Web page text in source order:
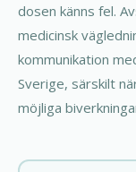
dosen känns fel.
medicinsk
kommunikation
Sverige, särskilt
möjliga